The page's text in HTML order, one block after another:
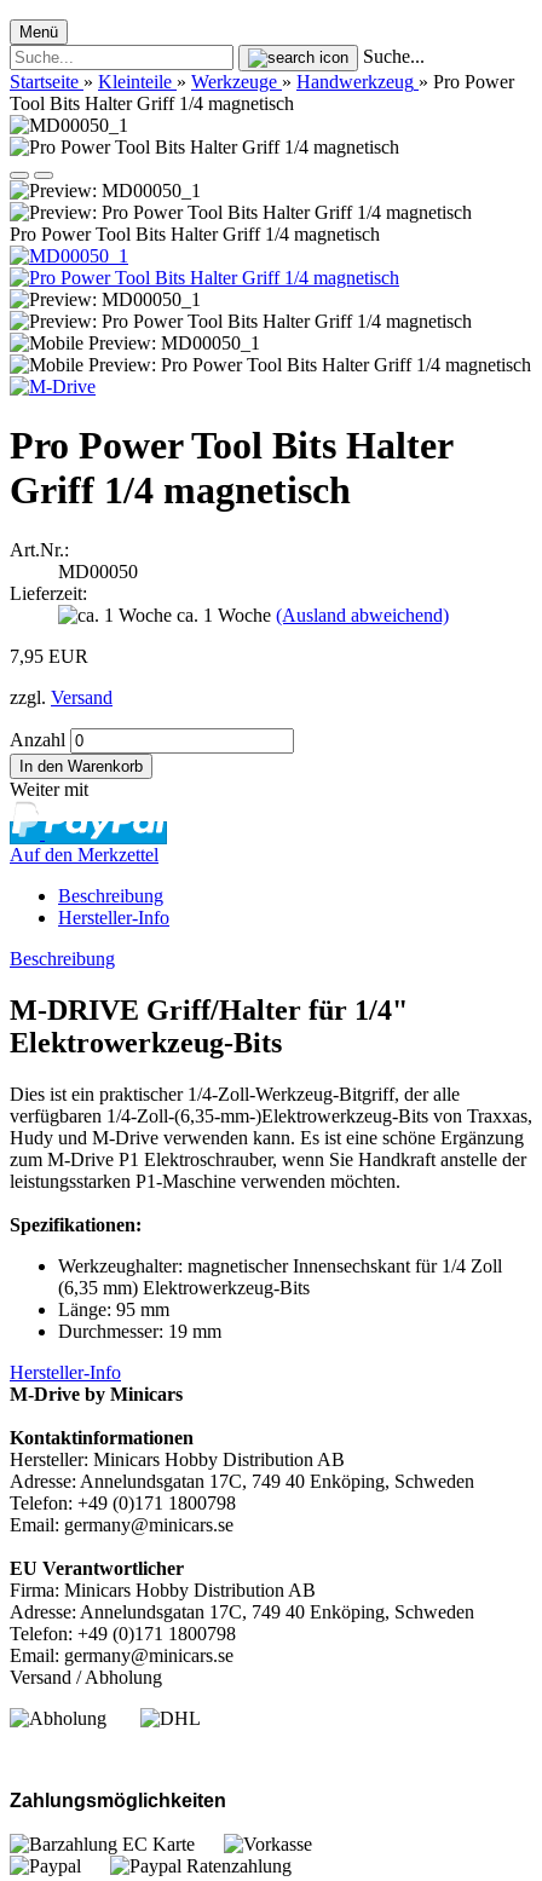
Menü
Suche...
Startseite » Kleinteile » Werkzeuge » Handwerkzeug » Pro Power
Tool Bits Halter Griff 1/4 magnetisch
Pro Power Tool Bits Halter Griff 1/4 magnetisch
Pro Power Tool Bits Halter
Griff 1/4 magnetisch
Art.Nr.:
MD00050
Lieferzeit:
ca. 1 Woche (Ausland abweichend)
7,95 EUR
zzgl. Versand
Anzahl
Weiter mit
Auf den Merkzettel
Beschreibung
Hersteller-Info
Beschreibung
M-DRIVE Griff/Halter für 1/4"
Elektrowerkzeug-Bits
Dies ist ein praktischer 1/4-Zoll-Werkzeug-Bitgriff, der alle
verfügbaren 1/4-Zoll-(6,35-mm-)Elektrowerkzeug-Bits von Traxxas,
Hudy und M-Drive verwenden kann. Es ist eine schöne Ergänzung
zum M-Drive P1 Elektroschrauber, wenn Sie Handkraft anstelle der
leistungsstarken P1-Maschine verwenden möchten.
Spezifikationen:
Werkzeughalter: magnetischer Innensechskant für 1/4 Zoll
(6,35 mm) Elektrowerkzeug-Bits
Länge: 95 mm
Durchmesser: 19 mm
Hersteller-Info
M-Drive by Minicars
Kontaktinformationen
Hersteller: Minicars Hobby Distribution AB
Adresse: Annelundsgatan 17C, 749 40 Enköping, Schweden
Telefon: +49 (0)171 1800798
Email: germany@minicars.se
EU Verantwortlicher
Firma: Minicars Hobby Distribution AB
Adresse: Annelundsgatan 17C, 749 40 Enköping, Schweden
Telefon: +49 (0)171 1800798
Email: germany@minicars.se
Versand / Abholung
Zahlungsmöglichkeiten